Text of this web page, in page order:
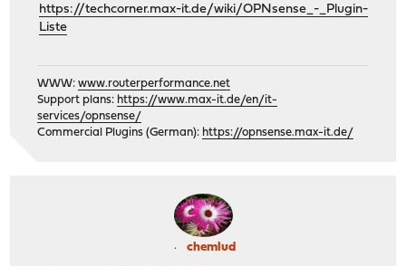
https://techcorner.max-it.de/wiki/OPNsense_-_Plugin-
Liste
WWW:www.routerperformance.net
Support plans: https://www.max-it.de/en/it-
services/opnsense/
Commercial Plugins (German): https://opnsense.max-it.de/
chemlud